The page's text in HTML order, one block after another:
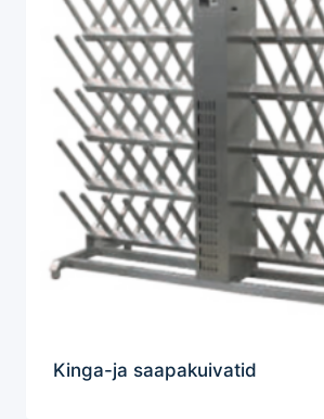
Kinga-ja saapakuivatid